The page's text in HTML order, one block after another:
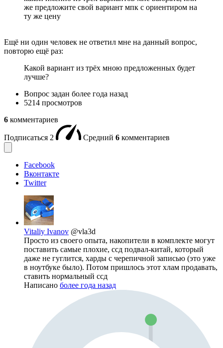
же предложите свой вариант мпк с ориентиром на
ту же цену
Ещё ни один человек не ответил мне на данный вопрос,
повторю ещё раз:
Какой вариант из трёх мною предложенных будет
лучше?
Вопрос задан более года назад
5214 просмотров
6 комментариев
Подписаться 2 Средний 6 комментариев
Facebook
Вконтакте
Twitter
Vitaliy Ivanov @vla3d
Просто из своего опыта, накопители в комплекте могут
поставить самые плохие, ссд подвал-китай, который
даже не гуглится, харды с черепичной записью (это уже
в ноутбуке было). Потом пришлось этот хлам продавать,
ставить нормальный ссд
Написано более года назад